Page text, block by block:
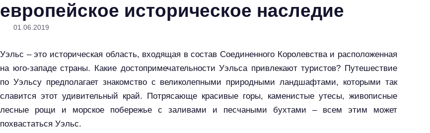
s
европейское историческое наследие
01.06.2019
Уэльс – это историческая область, входящая в состав Соединенного Королевства и расположенная
на юго-западе страны. Какие достопримечательности Уэльса привлекают туристов? Путешествие
по Уэльсу предполагает знакомство с великолепными природными ландшафтами, которыми так
славится этот удивительный край. Потрясающе красивые горы, каменистые утесы, живописные
лесные рощи и морское побережье с заливами и песчаными бухтами – всем этим может
похвастаться Уэльс.